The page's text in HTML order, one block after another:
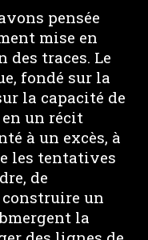
pensée
mise en
traces. Le
fondé sur la
la capacité de
un récit
à un excès, à
les tentatives
de
un
la